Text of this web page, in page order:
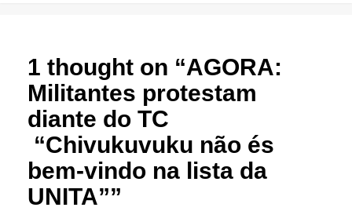
1 thought on “AGORA:
Militantes protestam
diante do TC
“Chivukuvuku não és
bem-vindo na lista da
UNITA””